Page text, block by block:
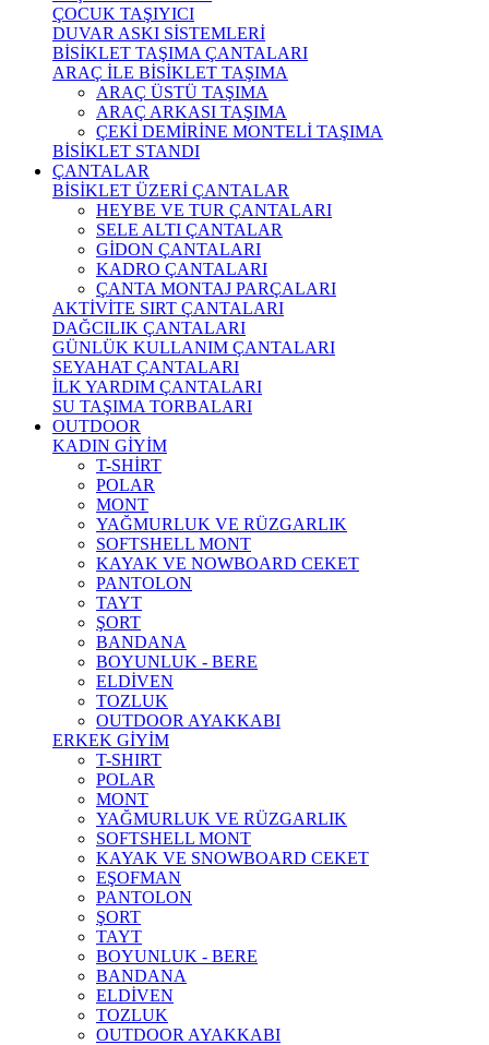
ÇOCUK TAŞIYICI
DUVAR ASKI SİSTEMLERİ
BİSİKLET TAŞIMA ÇANTALARI
ARAÇ İLE BİSİKLET TAŞIMA
ARAÇ ÜSTÜ TAŞIMA
ARAÇ ARKASI TAŞIMA
ÇEKİ DEMİRİNE MONTELİ TAŞIMA
BİSİKLET STANDI
ÇANTALAR
BİSİKLET ÜZERİ ÇANTALAR
HEYBE VE TUR ÇANTALARI
SELE ALTI ÇANTALAR
GİDON ÇANTALARI
KADRO ÇANTALARI
ÇANTA MONTAJ PARÇALARI
AKTİVİTE SIRT ÇANTALARI
DAĞCILIK ÇANTALARI
GÜNLÜK KULLANIM ÇANTALARI
SEYAHAT ÇANTALARI
İLK YARDIM ÇANTALARI
SU TAŞIMA TORBALARI
OUTDOOR
KADIN GİYİM
T-SHİRT
POLAR
MONT
YAĞMURLUK VE RÜZGARLIK
SOFTSHELL MONT
KAYAK VE NOWBOARD CEKET
PANTOLON
TAYT
ŞORT
BANDANA
BOYUNLUK - BERE
ELDİVEN
TOZLUK
OUTDOOR AYAKKABI
ERKEK GİYİM
T-SHIRT
POLAR
MONT
YAĞMURLUK VE RÜZGARLIK
SOFTSHELL MONT
KAYAK VE SNOWBOARD CEKET
EŞOFMAN
PANTOLON
ŞORT
TAYT
BOYUNLUK - BERE
BANDANA
ELDİVEN
TOZLUK
OUTDOOR AYAKKABI